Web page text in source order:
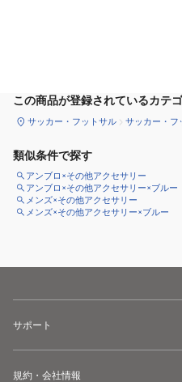
この商品が登録されているカテ
サッカー・フットサル サッカー・フ
類似条件で探す
アンブロ×その他アクセサリー
アンブロ×その他アクセサリー×ブルー
メンズ×その他アクセサリー
メンズ×その他アクセサリー×ブルー
サポート
規約・会社情報